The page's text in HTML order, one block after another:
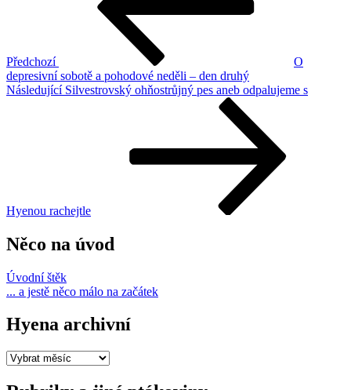
Předchozí
O
depresivní sobotě a pohodové neděli – den druhý
Následující
Následující Silvestrovský ohňostrůjný pes aneb odpalujeme s
Hyenou rachejtle
Něco na úvod
Úvodní štěk
... a jestě něco málo na začátek
Hyena archivní
Hyena